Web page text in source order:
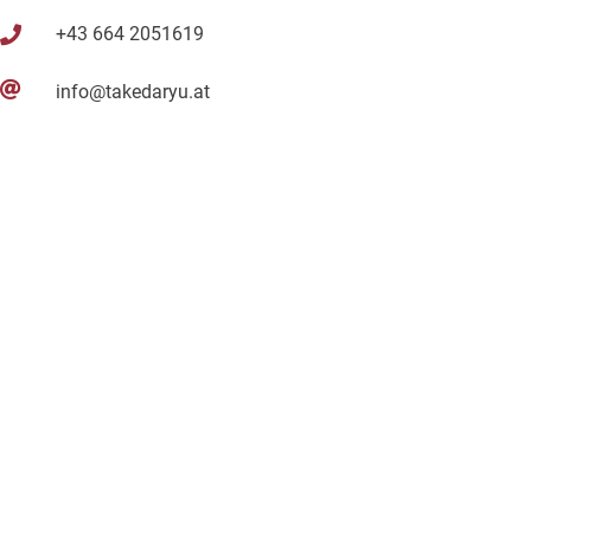
+43 664 2051619
info@takedaryu.at